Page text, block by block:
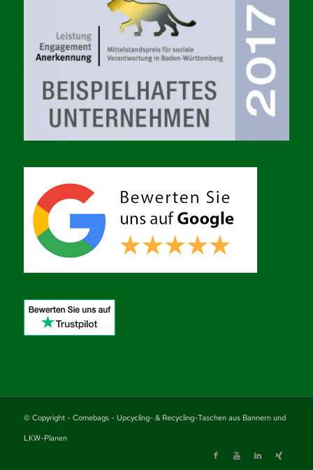
© Copyright - Comebags - Upcycling- & Recycling-Taschen aus Bannern und
LKW-Planen